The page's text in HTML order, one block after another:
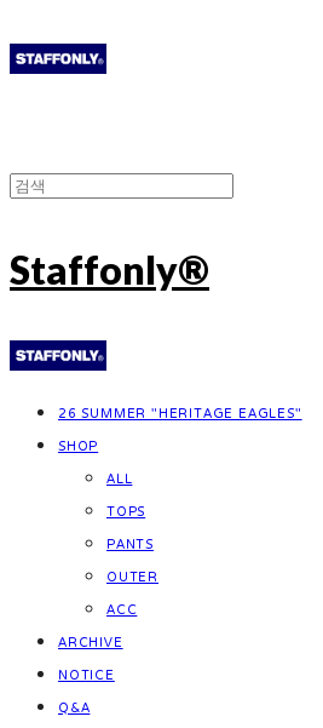
Staffonly®
26 SUMMER "HERITAGE EAGLES"
SHOP
ALL
TOPS
PANTS
OUTER
ACC
ARCHIVE
NOTICE
Q&A